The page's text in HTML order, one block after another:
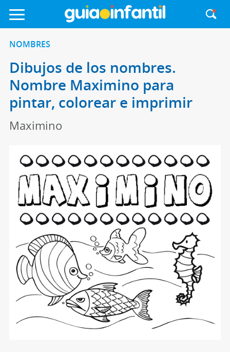
NOMBRES
Dibujos de los nombres.
Nombre Maximino para
pintar, colorear e imprimir
Maximino